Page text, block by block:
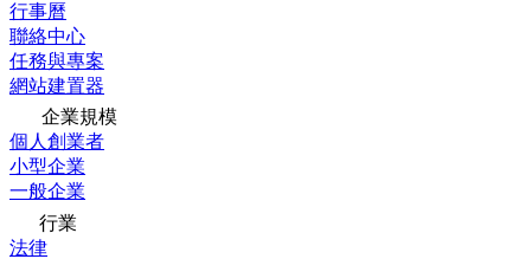
行事曆
聯絡中心
任務與專案
網站建置器
企業規模
個人創業者
小型企業
一般企業
行業
法律